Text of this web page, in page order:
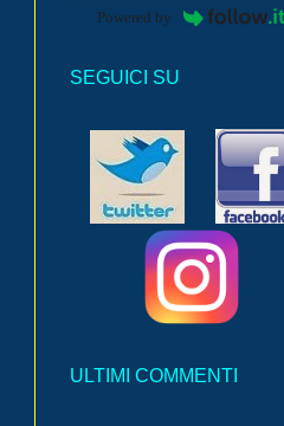
Powered by
SEGUICI SU
ULTIMI COMMENTI